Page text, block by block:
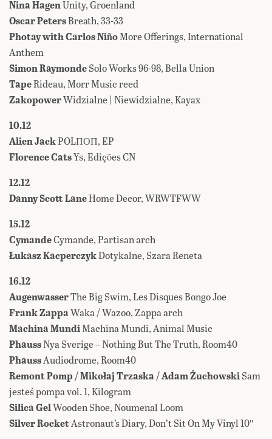
Nina HagenUnity, Groenland
Oscar PetersBreath, 33-33
Photay with Carlos NiñoMore Offerings, International
Anthem
Simon RaymondeSolo Works 96-98, Bella Union
TapeRideau, Morr Music reed
ZakopowerWidzialne | Niewidzialne, Kayax
10.12
Alien JackPOLПОП, EP
Florence CatsYs, Edições CN
12.12
Danny Scott LaneHome Decor, WRWTFWW
15.12
CymandeCymande, Partisan arch
Łukasz KacperczykDotykalne, Szara Reneta
16.12
AugenwasserThe Big Swim, Les Disques Bongo Joe
Frank ZappaWaka / Wazoo, Zappa arch
Machina MundiMachina Mundi, Animal Music
PhaussNya Sverige – Nothing But The Truth, Room40
PhaussAudiodrome, Room40
Remont Pomp / Mikołaj Trzaska / Adam ŻuchowskiSam
jesteś pompa vol. 1, Kilogram
Silica GelWooden Shoe, Noumenal Loom
Silver RocketAstronaut’s Diary, Don’t Sit On My Vinyl 10″